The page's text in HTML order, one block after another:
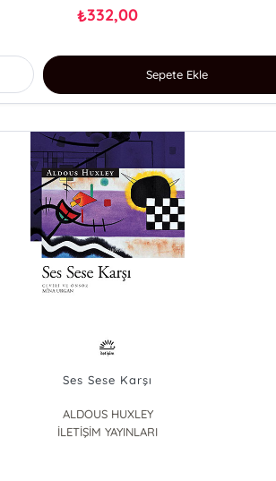
₺332,00
Sepete Ekle
Ses Sese Karşı
ALDOUS HUXLEY
İLETİŞİM YAYINLARI